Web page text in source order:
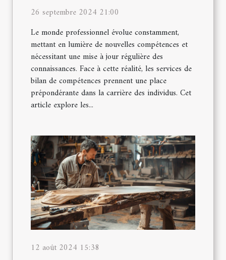
26 septembre 2024 21:00
Le monde professionnel évolue constamment,
mettant en lumière de nouvelles compétences et
nécessitant une mise à jour régulière des
connaissances. Face à cette réalité, les services de
bilan de compétences prennent une place
prépondérante dans la carrière des individus. Cet
article explore les...
12 août 2024 15:38